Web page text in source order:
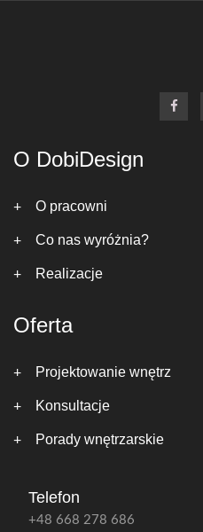
O DobiDesign
O pracowni
Co nas wyróżnia?
Realizacje
Oferta
Projektowanie wnętrz
Konsultacje
Porady wnętrzarskie
Telefon
+48 668 278 686